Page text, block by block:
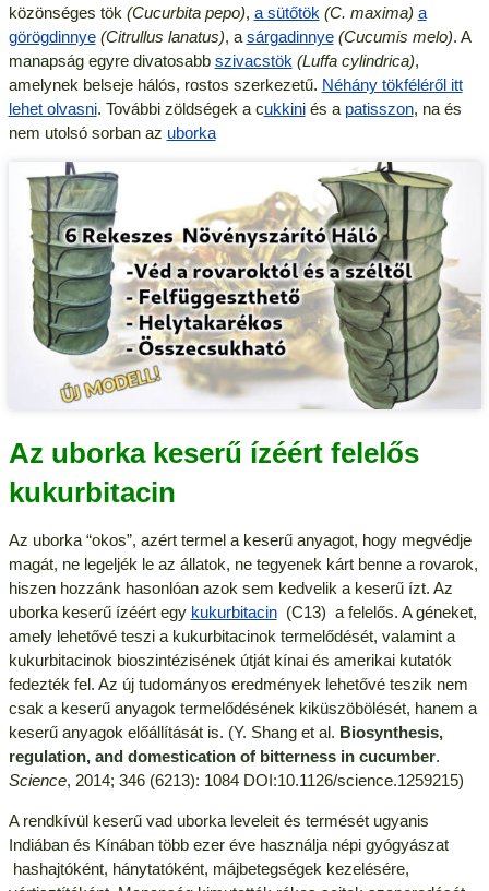
közönséges tök (Cucurbita pepo), a sütőtök (C. maxima) a
görögdinnye (Citrullus lanatus), a sárgadinnye (Cucumis melo). A
manapság egyre divatosabb szivacstök (Luffa cylindrica),
amelynek belseje hálós, rostos szerkezetű. Néhány tökféléről itt
lehet olvasni. További zöldségek a cukkiniés a patisszon, na és
nem utolsó sorban az uborka
Az uborka keserű ízéért felelős
kukurbitacin
Az uborka “okos”, azért termel a keserű anyagot, hogy megvédje
magát, ne legeljék le az állatok, ne tegyenek kárt benne a rovarok,
hiszen hozzánk hasonlóan azok sem kedvelik a keserű ízt. Az
uborka keserű ízéért egy kukurbitacin(C13) a felelős. A géneket,
amely lehetővé teszi a kukurbitacinok termelődését, valamint a
kukurbitacinok bioszintézisének útját kínai és amerikai kutatók
fedezték fel. Az új tudományos eredmények lehetővé teszik nem
csak a keserű anyagok termelődésének kiküszöbölését, hanem a
keserű anyagok előállítását is. (Y. Shang et al. Biosynthesis,
regulation, and domestication of bitterness in cucumber.
Science, 2014; 346 (6213): 1084 DOI:10.1126/science.1259215)
A rendkívül keserű vad uborka leveleit és termését ugyanis
Indiában és Kínában több ezer éve használja népi gyógyászat
hashajtóként, hánytatóként, májbetegségek kezelésére,